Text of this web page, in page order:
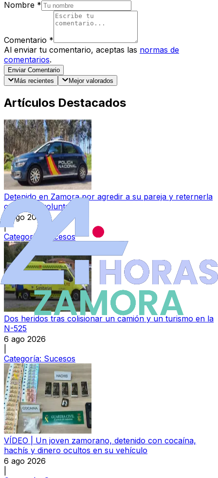
Nombre *
Comentario *
Al enviar tu comentario, aceptas las normas de
comentarios.
Enviar Comentario
Más recientes
Mejor valorados
Artículos Destacados
Detenido en Zamora por agredir a su pareja y reternerla
contra su voluntad
6 ago 2026
|
Categoría:
Sucesos
Dos heridos tras colisionar un camión y un turismo en la
N-525
6 ago 2026
Categoría: Sucesos
VÍDEO | Un joven zamorano, detenido con cocaína,
hachís y dinero ocultos en su vehículo
6 ago 2026